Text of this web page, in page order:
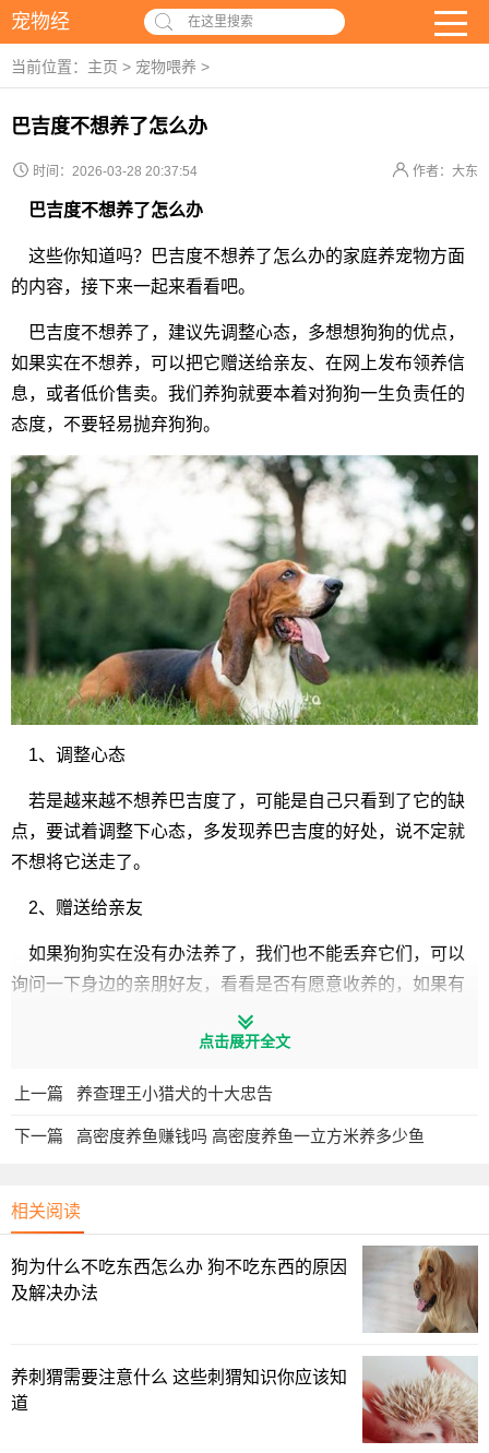
宠物经 在这里搜索
当前位置： 主页 > 宠物喂养 >
巴吉度不想养了怎么办
时间：2026-03-28 20:37:54 作者：大东
巴吉度不想养了怎么办
这些你知道吗？巴吉度不想养了怎么办的家庭养宠物方面
的内容，接下来一起来看看吧。
巴吉度不想养了，建议先调整心态，多想想狗狗的优点，
如果实在不想养，可以把它赠送给亲友、在网上发布领养信
息，或者低价售卖。我们养狗就要本着对狗狗一生负责任的
态度，不要轻易抛弃狗狗。
1、调整心态
若是越来越不想养巴吉度了，可能是自己只看到了它的缺
点，要试着调整下心态，多发现养巴吉度的好处，说不定就
不想将它送走了。
2、赠送给亲友
如果狗狗实在没有办法养了，我们也不能丢弃它们，可以
询问一下身边的亲朋好友，看看是否有愿意收养的，如果有
喜欢动物的亲友，可以转赠给他们，身边的人比较知根知
底，把狗狗交给他们也比较放心。而且之后若是想念狗狗
朋友圈、微博、抖音等网络平台发布领养信息，为狗狗寻找
一个新主人，注意一定要选择靠谱负责任一些的，狗狗将来
的生活会比较有保障。
4、售卖
物店进行售卖，或者也可以卖给其他喜欢狗狗的人。其实这
种方式有一个好处，就是需要支付一定金钱得到的，他是真
正地爱狗，也会更加珍惜，狗狗将来会生活得很好。
点击展开全文
上一篇 养查理王小猎犬的十大忠告
下一篇 高密度养鱼赚钱吗 高密度养鱼一立方米养多少鱼
相关阅读
狗为什么不吃东西怎么办 狗不吃东西的原因
及解决办法
养刺猬需要注意什么 这些刺猬知识你应该知
道